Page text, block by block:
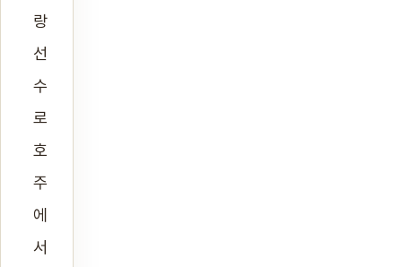
랑
선
수
로
호
주
에
서